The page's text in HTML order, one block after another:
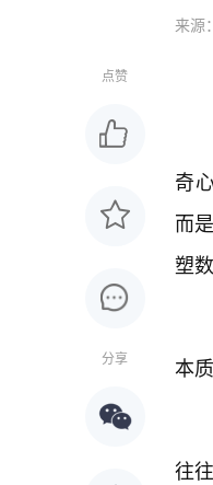
来源
点赞
分享
奇
而
塑
本
往